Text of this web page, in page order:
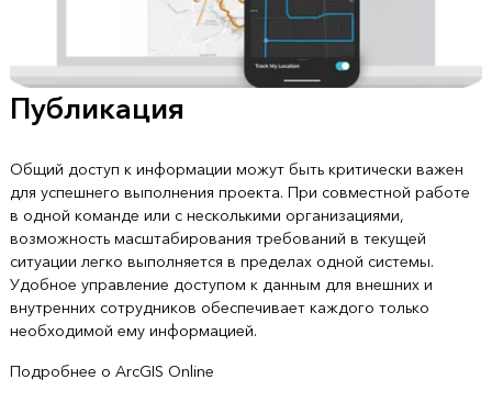
Публикация
Общий доступ к информации можут быть критически важен
для успешнего выполнения проекта. При совместной работе
в одной команде или с несколькими организациями,
возможность масштабирования требований в текущей
ситуации легко выполняется в пределах одной системы.
Удобное управление доступом к данным для внешних и
внутренних сотрудников обеспечивает каждого только
необходимой ему информацией.
Подробнее о ArcGIS Online